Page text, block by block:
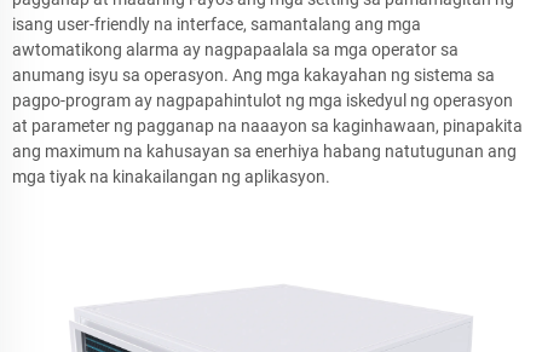
isang user-friendly na interface, samantalang ang mga
awtomatikong alarma ay nagpapaalala sa mga operator sa
anumang isyu sa operasyon. Ang mga kakayahan ng sistema sa
pagpo-program ay nagpapahintulot ng mga iskedyul ng operasyon
at parameter ng pagganap na naaayon sa kaginhawaan, pinapakita
ang maximum na kahusayan sa enerhiya habang natutugunan ang
mga tiyak na kinakailangan ng aplikasyon.